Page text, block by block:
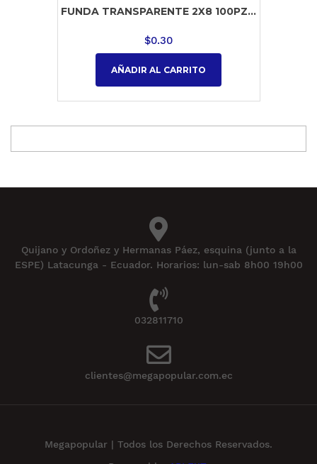
FUNDA TRANSPARENTE 2X8 100PZ...
$0.30
AÑADIR AL CARRITO
Quijano y Ordoñez y Hermanas Páez, esquina (junto a la
ESPE) Latacunga - Ecuador. Horarios: lun-sab 8h00 19h00
032811710
clientes@megapopular.com.ec
Megapopular | Todos los Derechos Reservados.